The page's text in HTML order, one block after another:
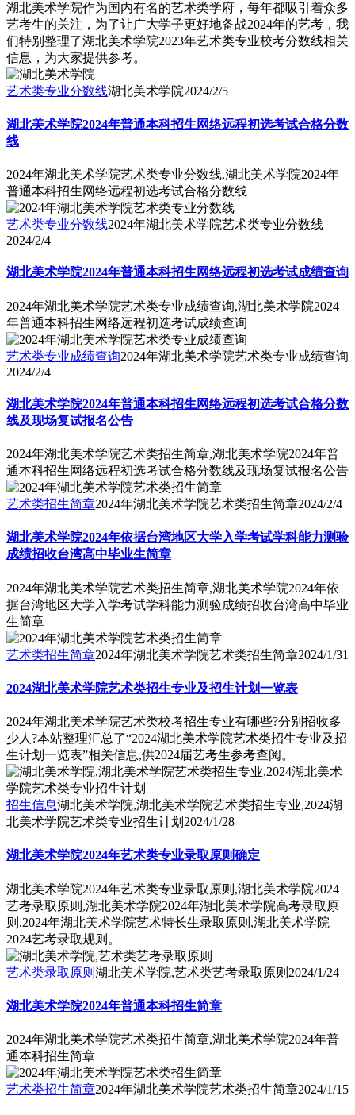
湖北美术学院作为国内有名的艺术类学府，每年都吸引着众多
艺考生的关注，为了让广大学子更好地备战2024年的艺考，我
们特别整理了湖北美术学院2023年艺术类专业校考分数线相关
信息，为大家提供参考。
艺术类专业分数线湖北美术学院2024/2/5
湖北美术学院2024年普通本科招生网络远程初选考试合格分数
线
2024年湖北美术学院艺术类专业分数线,湖北美术学院2024年
普通本科招生网络远程初选考试合格分数线
艺术类专业分数线2024年湖北美术学院艺术类专业分数线
2024/2/4
湖北美术学院2024年普通本科招生网络远程初选考试成绩查询
2024年湖北美术学院艺术类专业成绩查询,湖北美术学院2024
年普通本科招生网络远程初选考试成绩查询
艺术类专业成绩查询2024年湖北美术学院艺术类专业成绩查询
2024/2/4
湖北美术学院2024年普通本科招生网络远程初选考试合格分数
线及现场复试报名公告
2024年湖北美术学院艺术类招生简章,湖北美术学院2024年普
通本科招生网络远程初选考试合格分数线及现场复试报名公告
艺术类招生简章2024年湖北美术学院艺术类招生简章2024/2/4
湖北美术学院2024年依据台湾地区大学入学考试学科能力测验
成绩招收台湾高中毕业生简章
2024年湖北美术学院艺术类招生简章,湖北美术学院2024年依
据台湾地区大学入学考试学科能力测验成绩招收台湾高中毕业
生简章
艺术类招生简章2024年湖北美术学院艺术类招生简章2024/1/31
2024湖北美术学院艺术类招生专业及招生计划一览表
2024年湖北美术学院艺术类校考招生专业有哪些?分别招收多
少人?本站整理汇总了“2024湖北美术学院艺术类招生专业及招
生计划一览表”相关信息,供2024届艺考生参考查阅。
招生信息湖北美术学院,湖北美术学院艺术类招生专业,2024湖
北美术学院艺术类专业招生计划 2024/1/28
湖北美术学院2024年艺术类专业录取原则确定
湖北美术学院2024年艺术类专业录取原则,湖北美术学院2024
艺考录取原则,湖北美术学院2024年湖北美术学院高考录取原
则,2024年湖北美术学院艺术特长生录取原则,湖北美术学院
2024艺考录取规则。
艺术类录取原则 湖北美术学院,艺术类艺考录取原则 2024/1/24
湖北美术学院2024年普通本科招生简章
2024年湖北美术学院艺术类招生简章,湖北美术学院2024年普
通本科招生简章
艺术类招生简章2024年湖北美术学院艺术类招生简章2024/1/15